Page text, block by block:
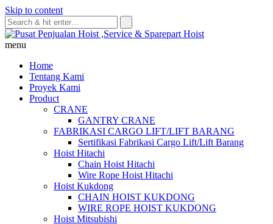
Skip to content
menu
Home
Tentang Kami
Proyek Kami
Product
CRANE
GANTRY CRANE
FABRIKASI CARGO LIFT/LIFT BARANG
Sertifikasi Fabrikasi Cargo Lift/Lift Barang
Hoist Hitachi
Chain Hoist Hitachi
Wire Rope Hoist Hitachi
Hoist Kukdong
CHAIN HOIST KUKDONG
WIRE ROPE HOIST KUKDONG
Hoist Mitsubishi